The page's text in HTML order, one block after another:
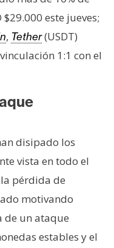
este jueves;
, Tether(USDT)
1:1 con el
disipado los
vista en todo el
pérdida de
motivando
de un ataque
estables y el